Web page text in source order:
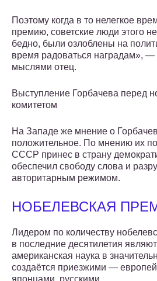
Поэтому когда в то нелегкое
премию, советские люди этого
бедно, были озлоблены на
время радоваться наградам», —
мыслями отец.
Выступление Горбачева перед
комитетом
На Западе же мнение о
положительное. По мнению их
СССР принес в страну
обеспечил свободу слова и
авторитарным режимом.
НОБЕЛЕВСКАЯ
Лидером по количеству
в последние десятилетия
американская наука в
создаётся приезжими —